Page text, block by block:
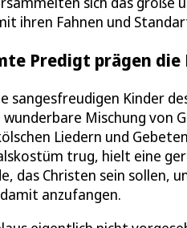
ihren Fahnen und
Predigt prägen die
sangesfreudigen Kinder
Mischung von
Liedern und
trug, hielt eine
das Christen sein sollen,
anzufangen.